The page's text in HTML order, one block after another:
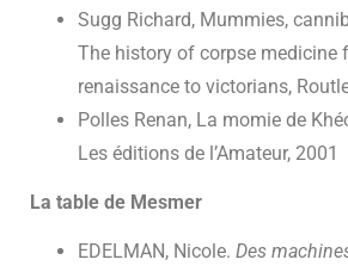
Sugg Richard, Mummies,
The history of corpse medicine
renaissance to victorians,
Polles Renan, La momie de
Les éditions de l’Amateur, 2001
La table de Mesmer
EDELMAN, Nicole. Des